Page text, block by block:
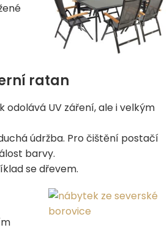
ratan
UV záření, ale i velkým
údržba. Pro čištění postačí
barvy.
se dřevem.